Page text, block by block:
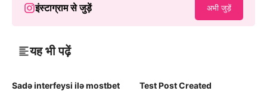
इंस्टाग्राम से जुड़ें अभी जुड़ें
यह भी पढ़ें
Sadə interfeysi ilə mostbet
Test Post Created